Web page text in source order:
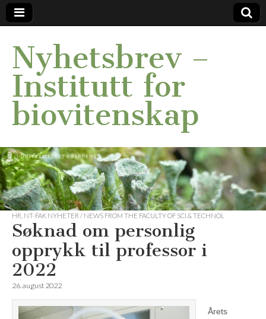
Nyhetsbrev –
Institutt for
biovitenskap
HR NT-FAK NYHETER / NEWS FROM THE FACULTY OF SCI & TECHNOL
Søknad om personlig
opprykk til professor i
2022
26. august 2022
Årets